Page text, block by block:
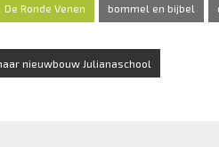
De Ronde Venen bommel en bijbel
nieuwbouw Julianaschool